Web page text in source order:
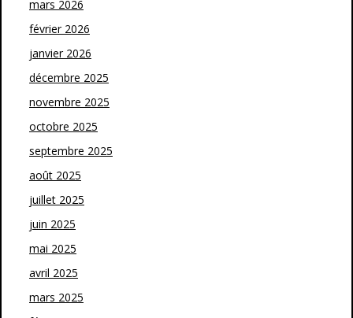
mars 2026
février 2026
janvier 2026
décembre 2025
novembre 2025
octobre 2025
septembre 2025
août 2025
juillet 2025
juin 2025
mai 2025
avril 2025
mars 2025